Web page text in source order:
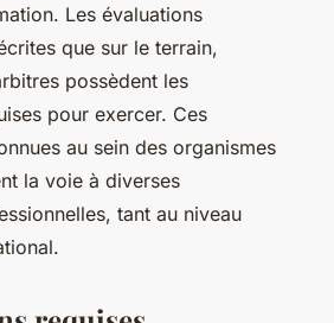
Les évaluations
que sur le terrain,
possèdent les
pour exercer. Ces
au sein des organismes
la voie à diverses
tant au niveau